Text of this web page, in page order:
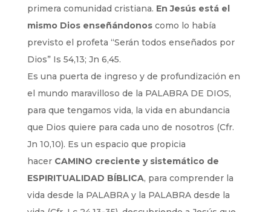
primera comunidad cristiana. En Jesús está el
mismo Dios enseñándonoscomo lo había
previsto el profeta “Serán todos enseñados por
Dios” Is 54,13; Jn 6,45.
Es una puerta de ingreso y de profundización en
el mundo maravilloso de la PALABRA DE DIOS,
para que tengamos vida, la vida en abundancia
que Dios quiere para cada uno de nosotros (Cfr.
Jn 10,10). Es un espacio que propicia
hacer CAMINO creciente y sistemático de
ESPIRITUALIDAD BÍBLICA, para comprender la
vida desde la PALABRA y la PALABRA desde la